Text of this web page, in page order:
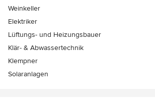
Weinkeller
Elektriker
Lüftungs- und Heizungsbauer
Klär- & Abwassertechnik
Klempner
Solaranlagen